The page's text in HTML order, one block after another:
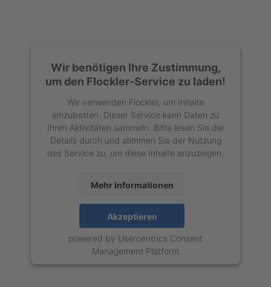
Wir benötigen Ihre Zustimmung,
um den Flockler-Service zu laden!
Wir verwenden Flockler, um Inhalte
einzubetten. Dieser Service kann Daten zu
Ihren Aktivitäten sammeln. Bitte lesen Sie die
Details durch und stimmen Sie der Nutzung
des Service zu, um diese Inhalte anzuzeigen.
Mehr Informationen
Akzeptieren
powered by Usercentrics Consent
Management Platform